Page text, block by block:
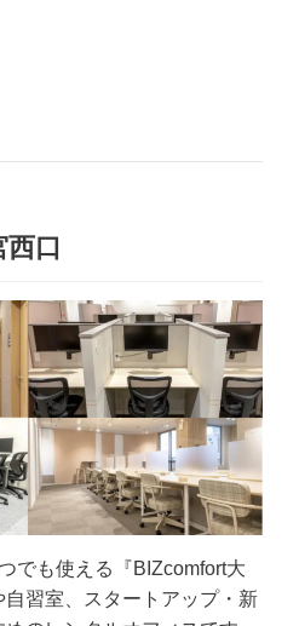
口
でも使える『BIZcomfort大
習室、スタートアップ・新